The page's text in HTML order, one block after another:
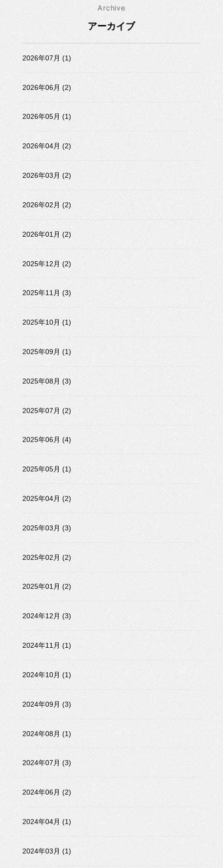
Archive
アーカイブ
2026年07月 (1)
2026年06月 (2)
2026年05月 (1)
2026年04月 (2)
2026年03月 (2)
2026年02月 (2)
2026年01月 (2)
2025年12月 (2)
2025年11月 (3)
2025年10月 (1)
2025年09月 (1)
2025年08月 (3)
2025年07月 (2)
2025年06月 (4)
2025年05月 (1)
2025年04月 (2)
2025年03月 (3)
2025年02月 (2)
2025年01月 (2)
2024年12月 (3)
2024年11月 (1)
2024年10月 (1)
2024年09月 (3)
2024年08月 (1)
2024年07月 (3)
2024年06月 (2)
2024年04月 (1)
2024年03月 (1)